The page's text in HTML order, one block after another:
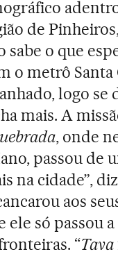
de
sabe o que
o metrô
logo se
mais. A
, onde
passou de
na cidade”, diz
aos
ele só passou
“Tava